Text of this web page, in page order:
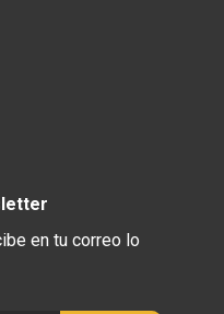
en tu correo lo